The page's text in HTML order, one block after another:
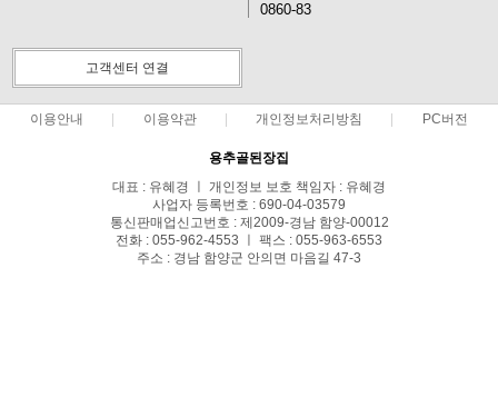
0860-83
고객센터 연결
이용안내 이용약관 개인정보처리방침 PC버전
용추골된장집
대표 : 유혜경 ㅣ 개인정보 보호 책임자 : 유혜경
사업자 등록번호 : 690-04-03579
통신판매업신고번호 : 제2009-경남 함양-00012
전화 : 055-962-4553 ㅣ 팩스 : 055-963-6553
주소 : 경남 함양군 안의면 마음길 47-3